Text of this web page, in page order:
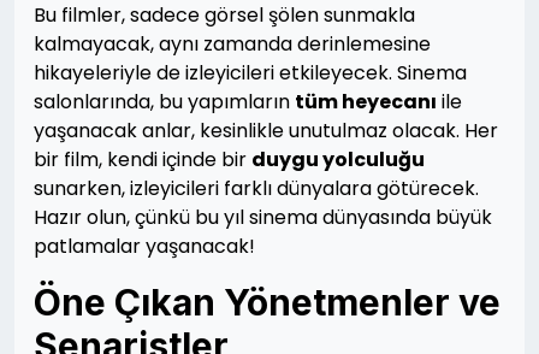
Bu filmler, sadece görsel şölen sunmakla
kalmayacak, aynı zamanda derinlemesine
hikayeleriyle de izleyicileri etkileyecek. Sinema
salonlarında, bu yapımların tüm heyecanı ile
yaşanacak anlar, kesinlikle unutulmaz olacak. Her
bir film, kendi içinde bir duygu yolculuğu
sunarken, izleyicileri farklı dünyalara götürecek.
Hazır olun, çünkü bu yıl sinema dünyasında büyük
patlamalar yaşanacak!
Öne Çıkan Yönetmenler ve